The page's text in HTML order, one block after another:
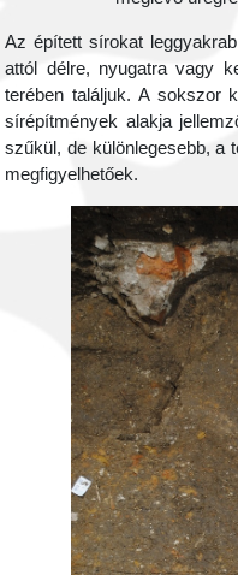
Az épített sírokat
attól délre, nyugatra vagy
terében találjuk. A sokszor
sírépítmények alakja
szűkül, de különlegesebb, a
megfigyelhetőek.